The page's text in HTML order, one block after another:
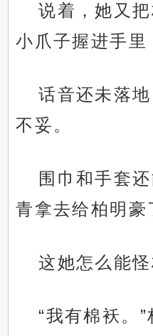
说着，她又
小爪子握进手里
话音还未落
不妥。
围巾和手套
青拿去给柏明豪
这她怎么能
“我有棉袄。